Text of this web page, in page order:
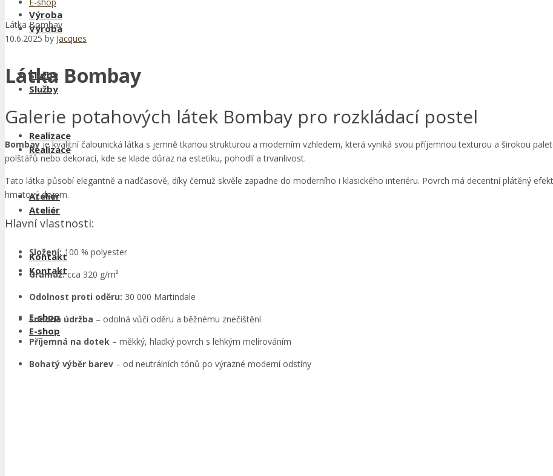
Výroba
Služby
Realizace
Ateliér
Kontakt
E-shop
Výroba
Služby
Realizace
Ateliér
Kontakt
E-shop
Látka Bombay
10.6.2025 by Jacques
Látka Bombay
Galerie potahových látek Bombay pro rozkládací postel
Bombayje kvalitní čalounická látka s jemně tkanou strukturou a moderním vzhledem, která vyniká svou příjemnou texturou a širokou
polštářů nebo dekorací, kde se klade důraz na estetiku, pohodlí a trvanlivost.
Tato látka působí elegantně a nadčasově, díky čemuž skvěle zapadne do moderního i klasického interiéru. Povrch má decentní plátěný
hmatový dojem.
Hlavní vlastnosti:
Složení: 100 % polyester
Gramáž:cca 320 g/m²
Odolnost proti oděru: 30 000 Martindale
Snadná údržba – odolná vůči oděru a běžnému znečištění
Příjemná na dotek – měkký, hladký povrch s lehkým melírováním
Bohatý výběr barev – od neutrálních tónů po výrazné moderní odstíny